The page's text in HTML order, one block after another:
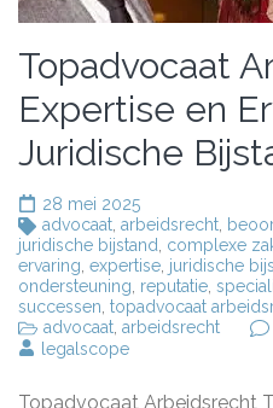
Topadvocaat
Expertise en
Juridische
28 mei 2025
advocaat, arbeidsrecht,
juridische bijstand, complexe
ervaring, expertise, juridische
ondersteuning, reputatie,
successen, topadvocaat
advocaat, arbeidsrecht
legalscope
Topadvocaat Arbeidsrecht